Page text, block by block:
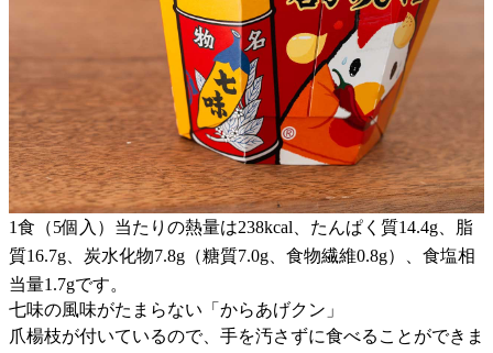
1食（5個入）当たりの熱量は238kcal、たんぱく質14.4g、脂
質16.7g、炭水化物7.8g（糖質7.0g、食物繊維0.8g）、食塩相
当量1.7gです。
七味の風味がたまらない「からあげクン」
爪楊枝が付いているので、手を汚さずに食べることができま